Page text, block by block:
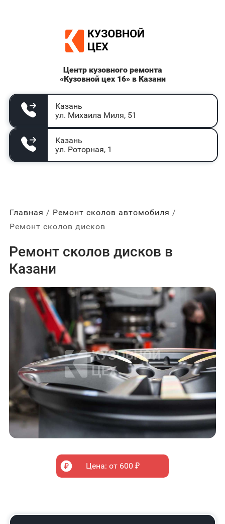
Центр кузовного ремонта
«Кузовной цех 16» в Казани
Казань
ул. Михаила Миля, 51
Казань
ул. Роторная, 1
Главная
Ремонт сколов автомобиля
Ремонт сколов дисков
Ремонт сколов дисков в
Казани
Цена: от 600 ₽